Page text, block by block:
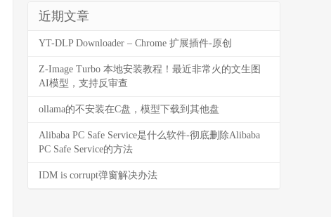
近期文章
YT-DLP Downloader – Chrome 扩展插件-原创
Z-Image Turbo 本地安装教程！最近非常火的文生图
AI模型，支持反审查
ollama的不安装在C盘，模型下载到其他盘
Alibaba PC Safe Service是什么软件-彻底删除Alibaba
PC Safe Service的方法
IDM is corrupt弹窗解决办法